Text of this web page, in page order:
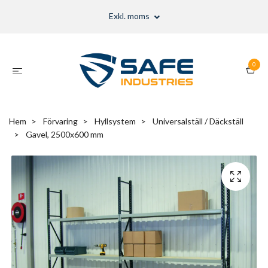
Exkl. moms
0
Hem Förvaring Hyllsystem
Universalställ / Däckställ
Gavel, 2500x600 mm